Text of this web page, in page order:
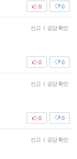
0
0
신고 | 공감 확인
0
0
신고 | 공감 확인
0
0
신고 | 공감 확인